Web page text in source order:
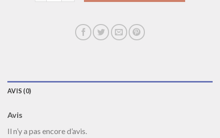
AVIS (0)
Avis
Il n’y a pas encore d’avis.